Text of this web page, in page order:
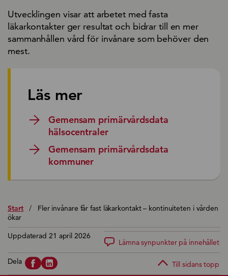
Utvecklingen visar att arbetet med fasta
läkarkontakter ger resultat och bidrar till en mer
sammanhållen vård för invånare som behöver den
mest.
Läs mer
Gemensam primärvårdsdata
hälsocentraler
Gemensam primärvårdsdata
kommuner
Start /
Fler invånare får fast läkarkontakt – kontinuiteten i vården
ökar
Uppdaterad 21 april 2026
Lämna synpunkter på innehållet
Dela Till sidans topp